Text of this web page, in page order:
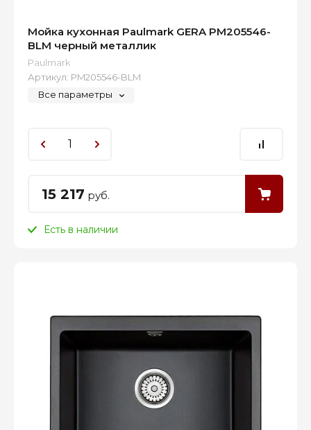
Мойка кухонная Paulmark GERA PM205546-
BLM черный металлик
Paulmark
Артикул: PM205546-BLM
Все параметры
15 217 руб.
Есть в наличии